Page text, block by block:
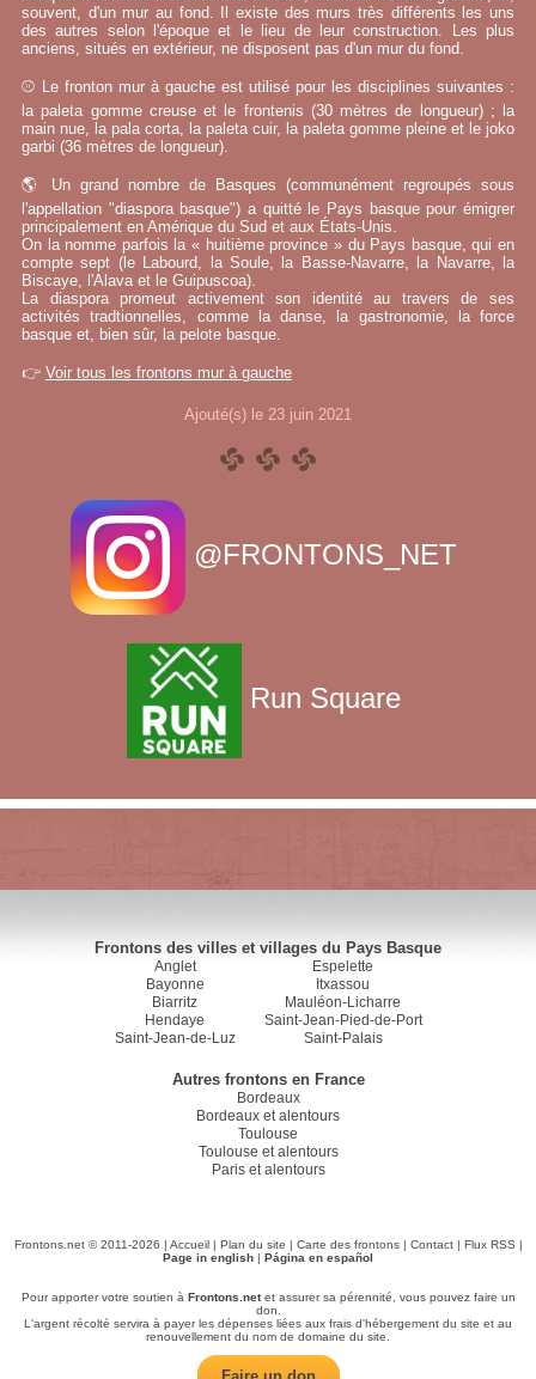
souvent, d'un mur au fond. Il existe des murs très différents les uns
des autres selon l'époque et le lieu de leur construction. Les plus
anciens, situés en extérieur, ne disposent pas d'un mur du fond.
⚾ Le fronton mur à gauche est utilisé pour les disciplines suivantes :
la paleta gomme creuse et le frontenis (30 mètres de longueur) ; la
main nue, la pala corta, la paleta cuir, la paleta gomme pleine et le joko
garbi (36 mètres de longueur).
🌎 Un grand nombre de Basques (communément regroupés sous
l'appellation "diaspora basque") a quitté le Pays basque pour émigrer
principalement en Amérique du Sud et aux États-Unis.
On la nomme parfois la « huitième province » du Pays basque, qui en
compte sept (le Labourd, la Soule, la Basse-Navarre, la Navarre, la
Biscaye, l'Alava et le Guipuscoa).
La diaspora promeut activement son identité au travers de ses
activités tradtionnelles, comme la danse, la gastronomie, la force
basque et, bien sûr, la pelote basque.
👉 Voir tous les frontons mur à gauche
Ajouté(s) le 23 juin 2021
@FRONTONS_NET
Run Square
Frontons des villes et villages du Pays Basque
Anglet
Bayonne
Biarritz
Hendaye
Saint-Jean-de-Luz
Espelette
Itxassou
Mauléon-Licharre
Saint-Jean-Pied-de-Port
Saint-Palais
Autres frontons en France
Bordeaux
Bordeaux et alentours
Toulouse
Toulouse et alentours
Paris et alentours
Frontons.net © 2011-2026 | Accueil| Plan du site | Carte des frontons| Contact| Flux RSS |
Page in english | Página en español
Pour apporter votre soutien à Frontons.netet assurer sa pérennité, vous pouvez faire un
don.
L'argent récolté servira à payer les dépenses liées aux frais d'hébergement du site et au
renouvellement du nom de domaine du site.